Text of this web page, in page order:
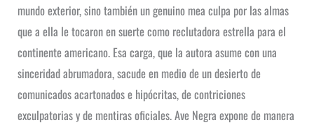
mundo exterior, sino también un genuino mea culpa por las almas
que a ella le tocaron en suerte como reclutadora estrella para el
continente americano. Esa carga, que la autora asume con una
sinceridad abrumadora, sacude en medio de un desierto de
comunicados acartonados e hipócritas, de contriciones
exculpatorias y de mentiras oficiales. Ave Negra expone de manera